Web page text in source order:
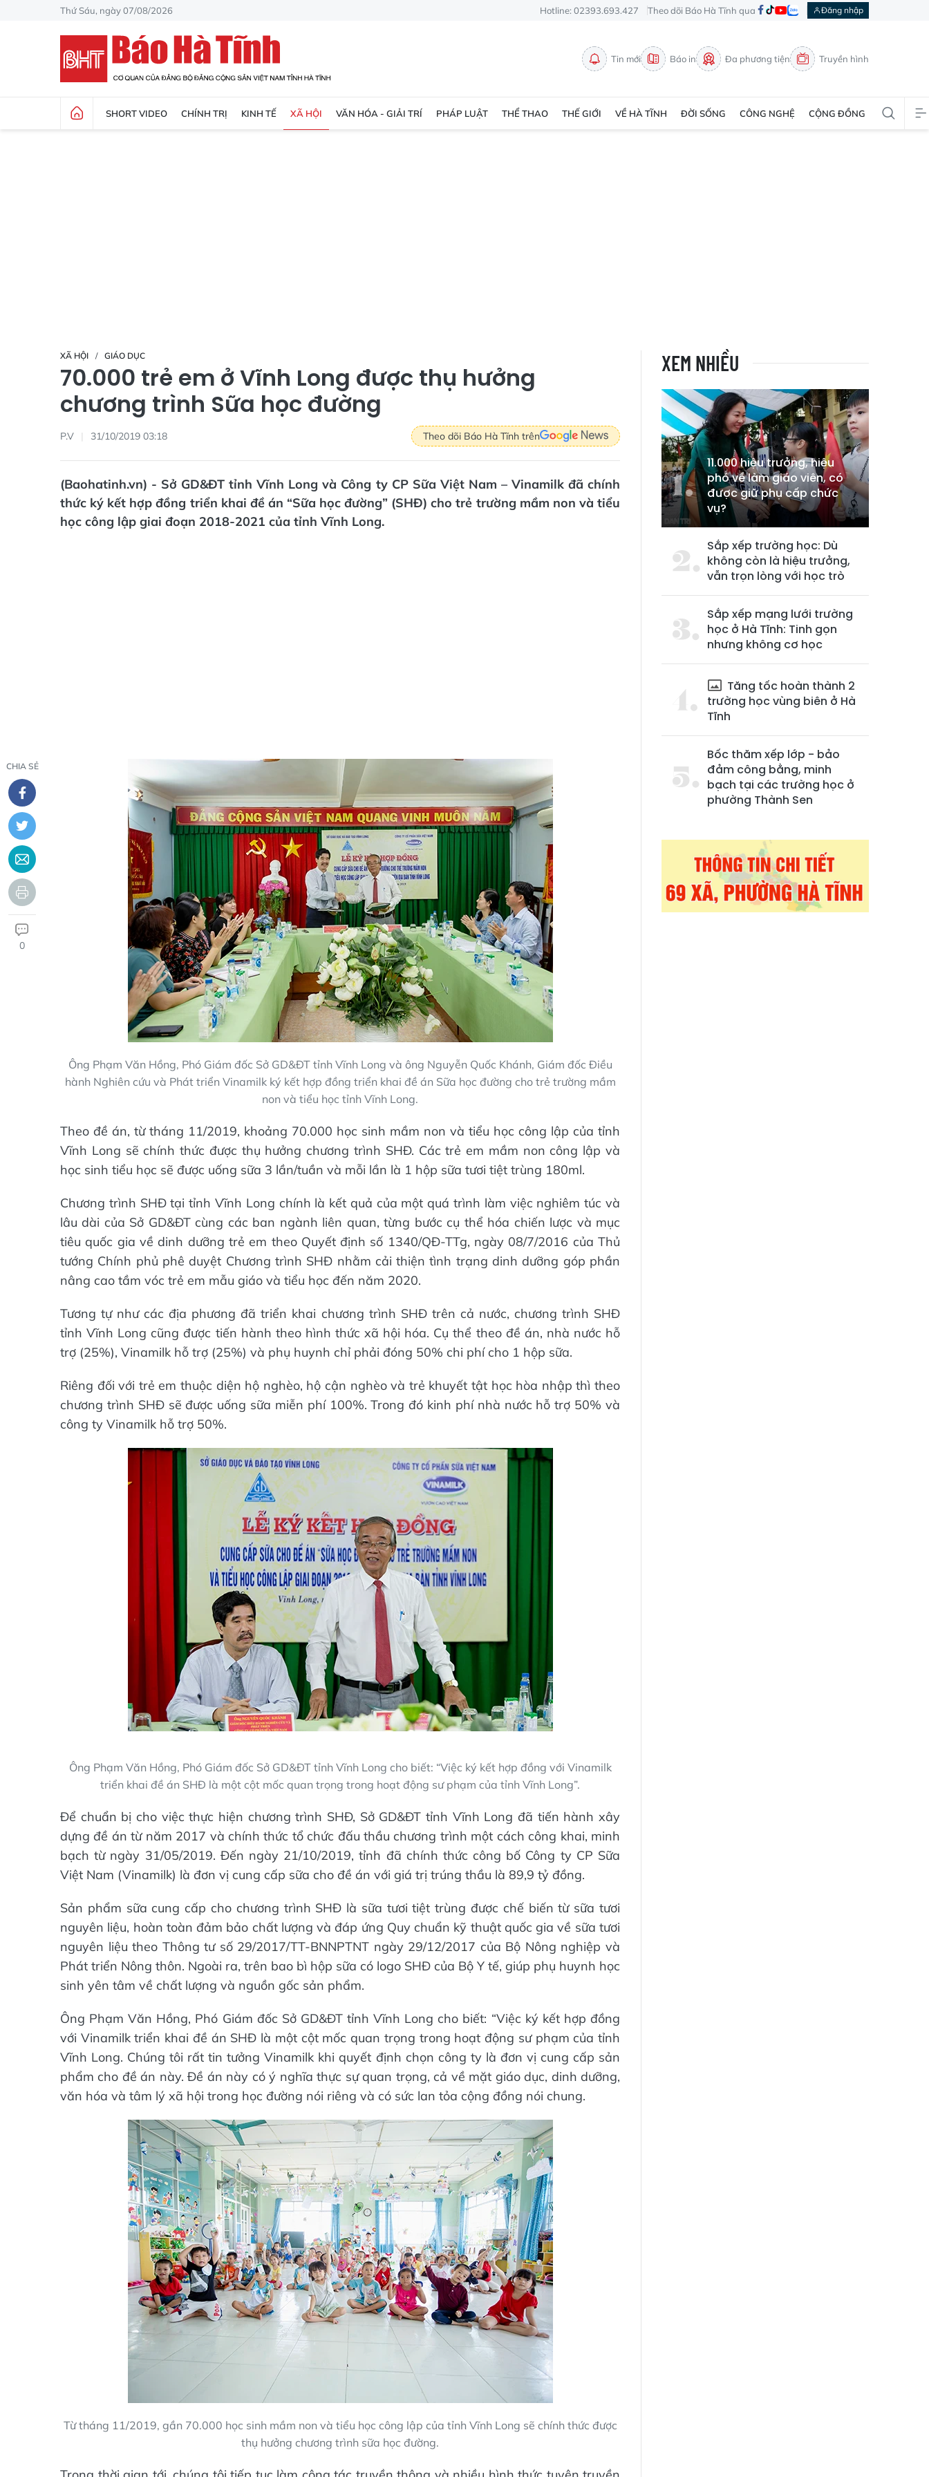
Thứ Sáu, ngày 07/08/2026 Hotline: 02393.693.427 Theo dõi Báo Hà Tĩnh qua Đăng nhập
Tin mới Báo in Đa phương tiện Truyền hình
SHORT VIDEO CHÍNH TRỊ KINH TẾ XÃ HỘI VĂN HÓA - GIẢI TRÍ PHÁP LUẬT THỂ THAO THẾ GIỚI VỀ HÀ TĨNH ĐỜI SỐNG CÔNG NGHỆ CỘNG ĐỒNG
XÃ HỘI GIÁO DỤC
70.000 trẻ em ở Vĩnh Long được thụ hưởng
chương trình Sữa học đường
P.V 31/10/2019 03:18 Theo dõi Báo Hà Tĩnh trên
(Baohatinh.vn) - Sở GD&ĐT tỉnh Vĩnh Long và Công ty CP Sữa Việt Nam – Vinamilk đã chính
thức ký kết hợp đồng triển khai đề án “Sữa học đường” (SHĐ) cho trẻ trường mầm non và tiểu
học công lập giai đoạn 2018-2021 của tỉnh Vĩnh Long.
CHIA SẺ
0
Ông Phạm Văn Hồng, Phó Giám đốc Sở GD&ĐT tỉnh Vĩnh Long và ông Nguyễn Quốc Khánh, Giám đốc Điều
hành Nghiên cứu và Phát triển Vinamilk ký kết hợp đồng triển khai đề án Sữa học đường cho trẻ trường mầm
non và tiểu học tỉnh Vĩnh Long.
Theo đề án, từ tháng 11/2019, khoảng 70.000 học sinh mầm non và tiểu học công lập của tỉnh
Vĩnh Long sẽ chính thức được thụ hưởng chương trình SHĐ. Các trẻ em mầm non công lập và
học sinh tiểu học sẽ được uống sữa 3 lần/tuần và mỗi lần là 1 hộp sữa tươi tiệt trùng 180ml.
Chương trình SHĐ tại tỉnh Vĩnh Long chính là kết quả của một quá trình làm việc nghiêm túc và
lâu dài của Sở GD&ĐT cùng các ban ngành liên quan, từng bước cụ thể hóa chiến lược và mục
tiêu quốc gia về dinh dưỡng trẻ em theo Quyết định số 1340/QĐ-TTg, ngày 08/7/2016 của Thủ
tướng Chính phủ phê duyệt Chương trình SHĐ nhằm cải thiện tình trạng dinh dưỡng góp phần
nâng cao tầm vóc trẻ em mẫu giáo và tiểu học đến năm 2020.
Tương tự như các địa phương đã triển khai chương trình SHĐ trên cả nước, chương trình SHĐ
tỉnh Vĩnh Long cũng được tiến hành theo hình thức xã hội hóa. Cụ thể theo đề án, nhà nước hỗ
trợ (25%), Vinamilk hỗ trợ (25%) và phụ huynh chỉ phải đóng 50% chi phí cho 1 hộp sữa.
Riêng đối với trẻ em thuộc diện hộ nghèo, hộ cận nghèo và trẻ khuyết tật học hòa nhập thì theo
chương trình SHĐ sẽ được uống sữa miễn phí 100%. Trong đó kinh phí nhà nước hỗ trợ 50% và
công ty Vinamilk hỗ trợ 50%.
Ông Phạm Văn Hồng, Phó Giám đốc Sở GD&ĐT tỉnh Vĩnh Long cho biết: “Việc ký kết hợp đồng với Vinamilk
triển khai đề án SHĐ là một cột mốc quan trọng trong hoạt động sư phạm của tỉnh Vĩnh Long”.
Để chuẩn bị cho việc thực hiện chương trình SHĐ, Sở GD&ĐT tỉnh Vĩnh Long đã tiến hành xây
dựng đề án từ năm 2017 và chính thức tổ chức đấu thầu chương trình một cách công khai, minh
bạch từ ngày 31/05/2019. Đến ngày 21/10/2019, tỉnh đã chính thức công bố Công ty CP Sữa
Việt Nam (Vinamilk) là đơn vị cung cấp sữa cho đề án với giá trị trúng thầu là 89,9 tỷ đồng.
Sản phẩm sữa cung cấp cho chương trình SHĐ là sữa tươi tiệt trùng được chế biến từ sữa tươi
nguyên liệu, hoàn toàn đảm bảo chất lượng và đáp ứng Quy chuẩn kỹ thuật quốc gia về sữa tươi
nguyên liệu theo Thông tư số 29/2017/TT-BNNPTNT ngày 29/12/2017 của Bộ Nông nghiệp và
Phát triển Nông thôn. Ngoài ra, trên bao bì hộp sữa có logo SHĐ của Bộ Y tế, giúp phụ huynh học
sinh yên tâm về chất lượng và nguồn gốc sản phẩm.
Ông Phạm Văn Hồng, Phó Giám đốc Sở GD&ĐT tỉnh Vĩnh Long cho biết: “Việc ký kết hợp đồng
với Vinamilk triển khai đề án SHĐ là một cột mốc quan trọng trong hoạt động sư phạm của tỉnh
Vĩnh Long. Chúng tôi rất tin tưởng Vinamilk khi quyết định chọn công ty là đơn vị cung cấp sản
phẩm cho đề án này. Đề án này có ý nghĩa thực sự quan trọng, cả về mặt giáo dục, dinh dưỡng,
văn hóa và tâm lý xã hội trong học đường nói riêng và có sức lan tỏa cộng đồng nói chung.
Từ tháng 11/2019, gần 70.000 học sinh mầm non và tiểu học công lập của tỉnh Vĩnh Long sẽ chính thức được
thụ hưởng chương trình sữa học đường.
XEM NHIỀU
11.000 hiệu trưởng, hiệu
phó về làm giáo viên, có
được giữ phụ cấp chức
vụ?
Sắp xếp trường học: Dù
không còn là hiệu trưởng,
vẫn trọn lòng với học trò
Sắp xếp mạng lưới trường
học ở Hà Tĩnh: Tinh gọn
nhưng không cơ học
Tăng tốc hoàn thành 2
trường học vùng biên ở Hà
Tĩnh
Bốc thăm xếp lớp - bảo
đảm công bằng, minh
bạch tại các trường học ở
phường Thành Sen